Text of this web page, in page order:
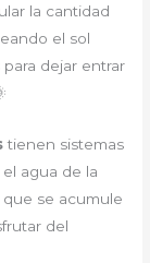
la cantidad
el sol
dejar entrar
tienen sistemas
agua de la
se acumule
del